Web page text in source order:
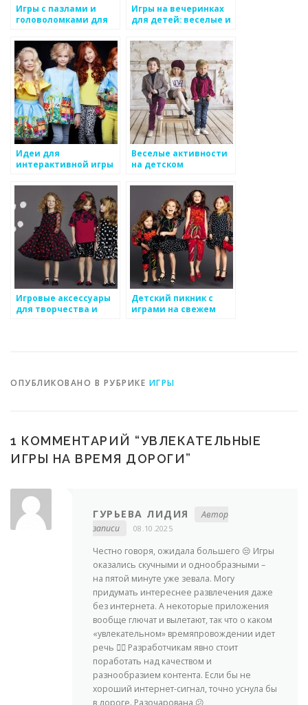
Игры с пазлами и
головоломками для
Игры на вечеринках
для детей: веселые и
развлечения
Идеи для
интерактивной игры
рождения
Веселые активности
на детском
Игровые аксессуары
для творчества и
Детский пикник с
играми на свежем
ОПУБЛИКОВАНО В РУБРИКЕ ИГРЫ
1 КОММЕНТАРИЙ “УВЛЕКАТЕЛЬНЫЕ
ИГРЫ НА ВРЕМЯ ДОРОГИ”
ГУРЬЕВА ЛИДИЯ
Автор
записи
08.10.2025
Честно говоря, ожидала большего 😒 Игры
оказались скучными и однообразными –
на пятой минуте уже зевала. Могу
придумать интереснее развлечения даже
без интернета. А некоторые приложения
вообще глючат и вылетают, так что о каком
«увлекательном» времяпровождении идет
речь 🤦‍♀️ Разработчикам явно стоит
поработать над качеством и
разнообразием контента. Если бы не
хороший интернет-сигнал, точно уснула бы
в дороге. Разочарована 😕